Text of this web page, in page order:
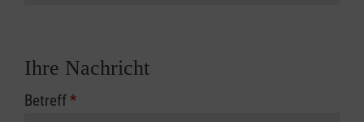
Ihre Nachricht
Betreff*